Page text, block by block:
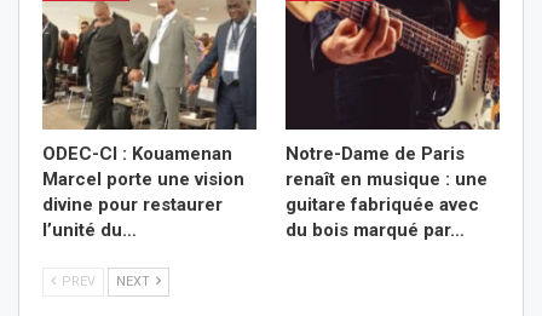
ODEC-CI : Kouamenan
Marcel porte une vision
divine pour restaurer
l’unité du…
Notre-Dame de Paris
renaît en musique : une
guitare fabriquée avec
du bois marqué par…
PREV NEXT